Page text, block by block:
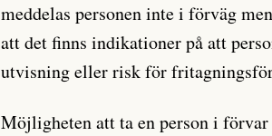
meddelas personen inte i förväg
att det finns indikationer på att
utvisning eller risk för
Möjligheten att ta en person i